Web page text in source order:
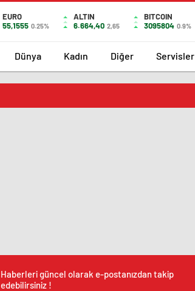
EURO
55,1555 0.25%
ALTIN
6.664,40 2,65
BITCOIN
3095804 0.9%
Dünya Kadın Diğer Servisler
Haberleri güncel olarak e-postanızdan takip
edebilirsiniz !